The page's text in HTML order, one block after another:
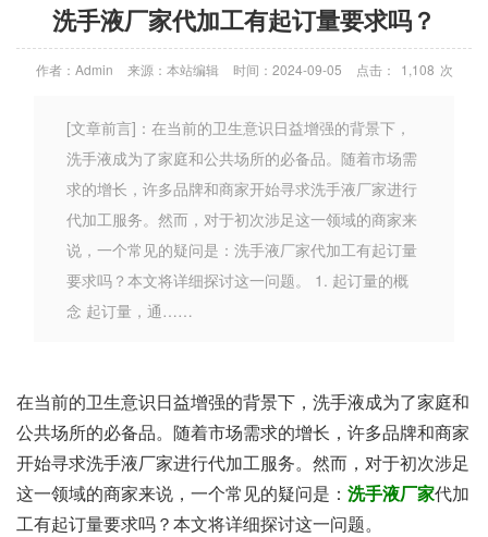
洗手液厂家代加工有起订量要求吗？
作者：Admin 来源：本站编辑 时间：2024-09-05 点击： 1,108 次
[文章前言]：在当前的卫生意识日益增强的背景下，
洗手液成为了家庭和公共场所的必备品。随着市场需
求的增长，许多品牌和商家开始寻求洗手液厂家进行
代加工服务。然而，对于初次涉足这一领域的商家来
说，一个常见的疑问是：洗手液厂家代加工有起订量
要求吗？本文将详细探讨这一问题。 1. 起订量的概
念 起订量，通……
在当前的卫生意识日益增强的背景下，洗手液成为了家庭和
公共场所的必备品。随着市场需求的增长，许多品牌和商家
开始寻求洗手液厂家进行代加工服务。然而，对于初次涉足
这一领域的商家来说，一个常见的疑问是： 洗手液厂家代加
工有起订量要求吗？本文将详细探讨这一问题。